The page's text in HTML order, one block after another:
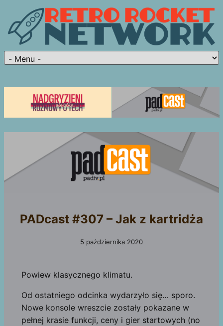
PADcast #307 – Jak z kartridża
5 października 2020
Powiew klasycznego klimatu.
Od ostatniego odcinka wydarzyło się… sporo.
Nowe konsole wreszcie zostały pokazane w
pełnej krasie funkcji, ceny i gier startowych (no